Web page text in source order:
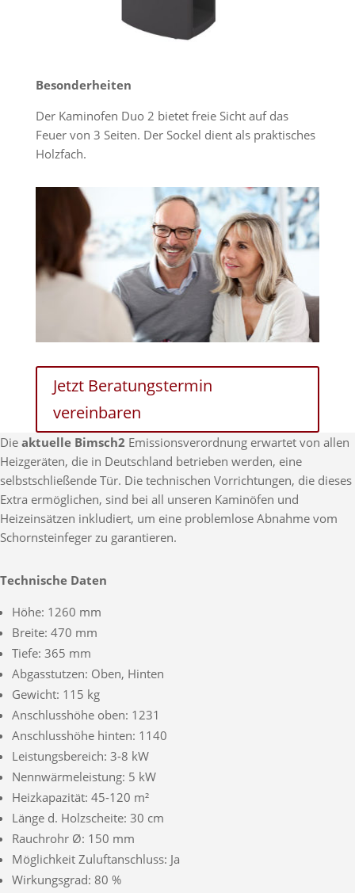
Besonderheiten
Der Kaminofen Duo 2 bietet freie Sicht auf das
Feuer von 3 Seiten. Der Sockel dient als praktisches
Holzfach.
Jetzt Beratungstermin
vereinbaren
Die aktuelle Bimsch2 Emissionsverordnung erwartet von allen
Heizgeräten, die in Deutschland betrieben werden, eine
selbstschließende Tür. Die technischen Vorrichtungen, die dieses
Extra ermöglichen, sind bei all unseren Kaminöfen und
Heizeinsätzen inkludiert, um eine problemlose Abnahme vom
Schornsteinfeger zu garantieren.
Technische Daten
Höhe: 1260 mm
Breite: 470 mm
Tiefe: 365 mm
Abgasstutzen: Oben, Hinten
Gewicht: 115 kg
Anschlusshöhe oben: 1231
Anschlusshöhe hinten: 1140
Leistungsbereich: 3-8 kW
Nennwärmeleistung: 5 kW
Heizkapazität: 45-120 m²
Länge d. Holzscheite: 30 cm
Rauchrohr Ø: 150 mm
Möglichkeit Zuluftanschluss: Ja
Wirkungsgrad: 80 %